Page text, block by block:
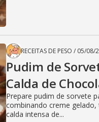
RECEITAS DE PESO / 05/08/
Pudim de
Calda de
Prepare pudim de sorvete
combinando creme
calda intensa de...